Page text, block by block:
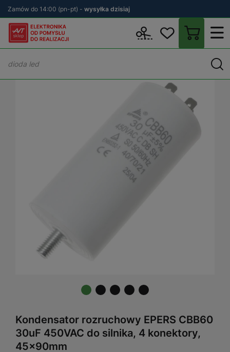
Zamów do 14:00 (pn-pt) - wysyłka dzisiaj
Kondensatory rozruchowe
Kondensator rozruchowy EPERS CBB60
30uF 450VAC do silnika, 4 konektory,
45x90mm